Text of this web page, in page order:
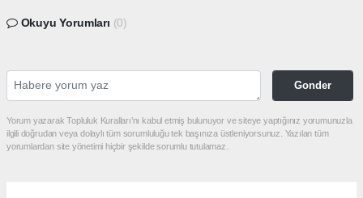
Okuyu Yorumları (0)
Gonder
Yorum yazarak Topluluk Kuralları’nı kabul etmiş bulunuyor ve siteye yaptığınız yorumunuzla
ilgili doğrudan veya dolaylı tüm sorumluluğu tek başınıza üstleniyorsunuz. Yazılan tüm
yorumlardan site yönetimi hiçbir şekilde sorumlu tutulamaz.